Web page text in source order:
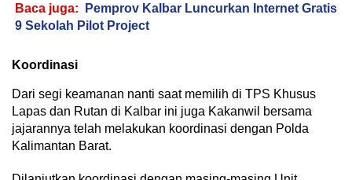
Baca juga:
Pemprov Kalbar Luncurkan Internet Gratis
9 Sekolah Pilot Project
Koordinasi
Dari segi keamanan nanti saat memilih di TPS Khusus
Lapas dan Rutan di Kalbar ini juga Kakanwil bersama
jajarannya telah melakukan koordinasi dengan Polda
Kalimantan Barat.